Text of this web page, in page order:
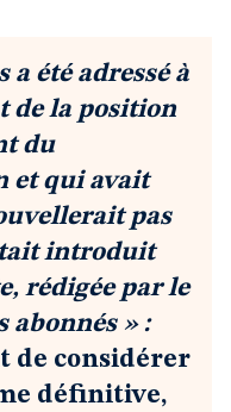
été adressé à
de la position
du
et qui avait
pas
introduit
rédigée par le
abonnés » :
de considérer
définitive,